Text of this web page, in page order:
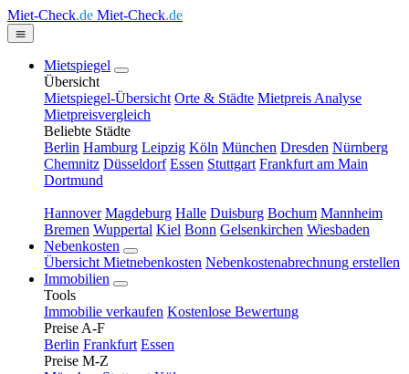
Miet-Check.de Miet-Check.de
Mietspiegel
Übersicht
Mietspiegel-Übersicht Orte & Städte Mietpreis Analyse
Mietpreisvergleich
Beliebte Städte
Berlin Hamburg Leipzig Köln München Dresden Nürnberg
Chemnitz Düsseldorf Essen Stuttgart Frankfurt am Main
Dortmund
Hannover Magdeburg Halle Duisburg Bochum Mannheim
Bremen Wuppertal Kiel Bonn Gelsenkirchen Wiesbaden
Nebenkosten
Übersicht Mietnebenkosten Nebenkostenabrechnung erstellen
Immobilien
Tools
Immobilie verkaufen Kostenlose Bewertung
Preise A-F
Berlin Frankfurt Essen
Preise M-Z